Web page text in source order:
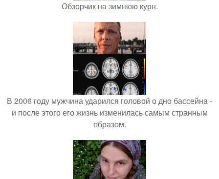
Обзорчик на зимнюю курн.
В 2006 году мужчина ударился головой о дно бассейна -
и после этого его жизнь изменилась самым странным
образом.